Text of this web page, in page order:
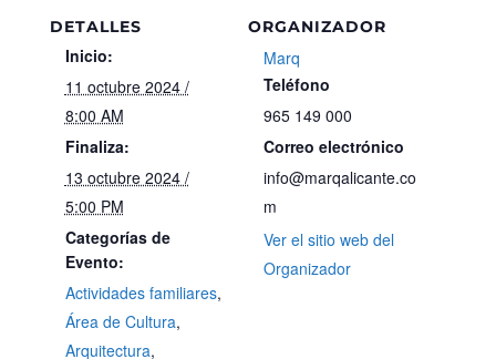
DETALLES
Inicio:
11 octubre 2024 /
8:00 AM
Finaliza:
13 octubre 2024 /
5:00 PM
Categorías de
Evento:
Actividades familiares,
Área de Cultura,
Arquitectura,
ORGANIZADOR
Marq
Teléfono
965 149 000
Correo electrónico
info@marqalicante.co
m
Ver el sitio web del
Organizador